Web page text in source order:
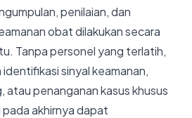
penilaian, dan
obat dilakukan secara
Tanpa personel yang terlatih,
sinyal keamanan,
atau penanganan kasus khusus
akhirnya dapat